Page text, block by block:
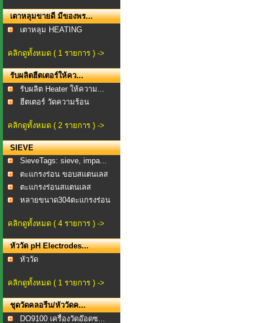
เตาหลุมขายดี มีของพร...
เตาหลุม HEATING
คลิกดูทั้งหมด ( 1 รายการ ) ->
รับผลิตฮีตเตอร์ให้คว...
รับผลิต Heater ให้ความ...
ฮีตเตอร์ วัดความร้อน
คลิกดูทั้งหมด ( 2 รายการ ) ->
SIEVE
SieveTags: sieve, impa...
ตะแกรงร่อน ขอบสแตนเลส
...
ตะแกรงร่อนสแตนเลส
TEST...หลายขนาด304ตะแกรงร่อน
คลิกดูทั้งหมด ( 4 รายการ ) ->
หัววัด pH Electrodes...
หัววัด
คลิกดูทั้งหมด ( 1 รายการ ) ->
ชุดวัดคลอรีน/หัววัดค...
DO9100 เครื่องวัดอ๊อดซ...